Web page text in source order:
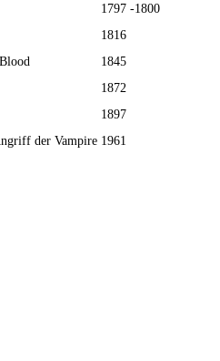
1797 -1800
1816
1845
1872
1897
der Vampire 1961